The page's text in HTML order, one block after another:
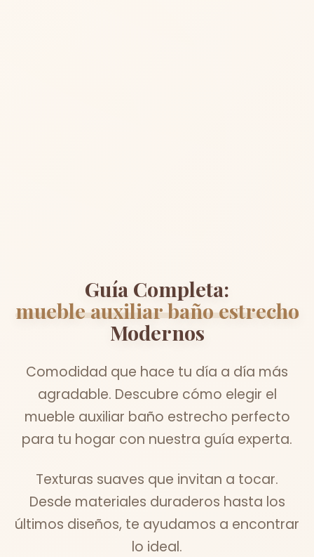
Guía Completa:
mueble auxiliar baño estrecho
Modernos
Comodidad que hace tu día a día más
agradable. Descubre cómo elegir el
mueble auxiliar baño estrecho perfecto
para tu hogar con nuestra guía experta.
Texturas suaves que invitan a tocar.
Desde materiales duraderos hasta los
últimos diseños, te ayudamos a encontrar
lo ideal.